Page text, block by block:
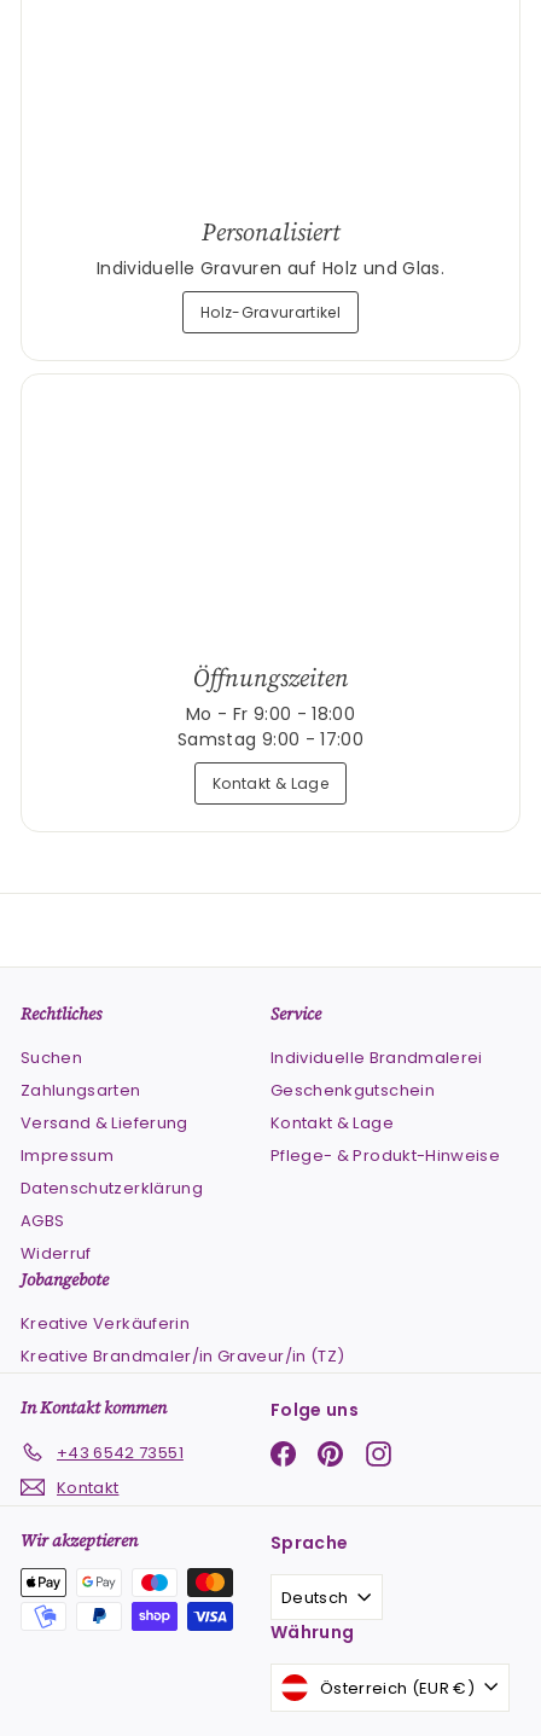
Personalisiert
Individuelle Gravuren auf Holz und Glas.
Holz-Gravurartikel
Öffnungszeiten
Mo - Fr 9:00 - 18:00
Samstag 9:00 - 17:00
Kontakt & Lage
Rechtliches
Suchen
Zahlungsarten
Versand & Lieferung
Impressum
Datenschutzerklärung
AGBS
Widerruf
Service
Individuelle Brandmalerei
Geschenkgutschein
Kontakt & Lage
Pflege- & Produkt-Hinweise
Jobangebote
Kreative Verkäuferin
Kreative Brandmaler/in Graveur/in (TZ)
In Kontakt kommen
+43 6542 73551
Kontakt
Folge uns
Facebook
PinterestInstagram
Wir akzeptieren Sprache
Deutsch
Währung
Österreich (EUR €)